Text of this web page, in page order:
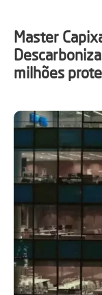
Master
milhões